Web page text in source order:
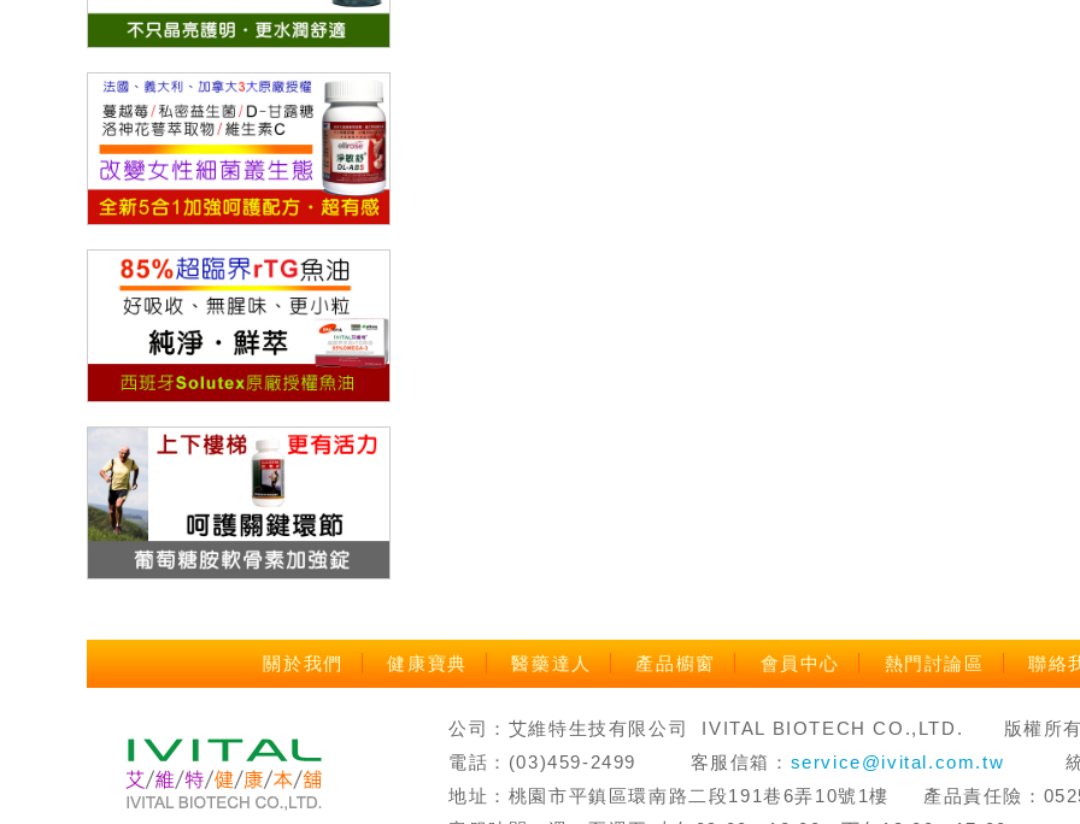
關於我們 健康寶典 醫藥達人 產品櫥窗 會員中心 熱門討論區 聯絡
公司：艾維特生技有限公司 IVITAL BIOTECH CO.,LTD. 版權所
電話：(03)459-2499 客服信箱： service@ivital.com.tw 統一
地址：桃園市平鎮區環南路二段191巷6弄10號1樓 產品責任險：